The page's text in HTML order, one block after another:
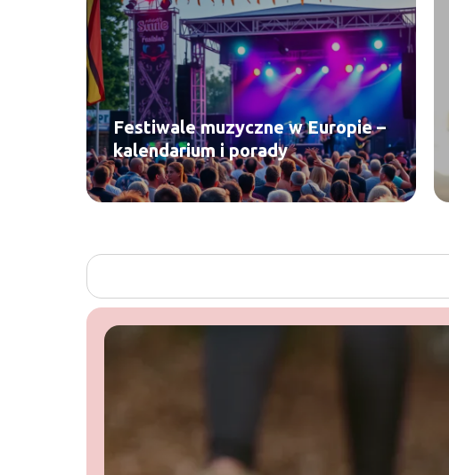
Festiwale muzyczne w Europie –
kalendarium i porady